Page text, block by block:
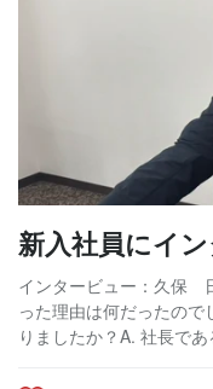
新入社員にイン
インタービュー：久保
った理由は何だったの
りましたか？A. 社長で